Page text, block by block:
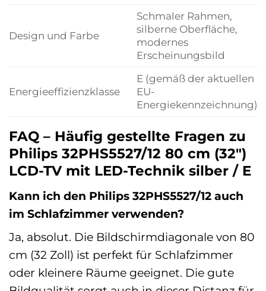
Design und Farbe
Schmaler Rahmen,
silberne Oberfläche,
modernes
Erscheinungsbild
Energieeffizienzklasse
E (gemäß der aktuellen
EU-
Energiekennzeichnung)
FAQ – Häufig gestellte Fragen zu
Philips 32PHS5527/12 80 cm (32″)
LCD-TV mit LED-Technik silber / E
Kann ich den Philips 32PHS5527/12 auch
im Schlafzimmer verwenden?
Ja, absolut. Die Bildschirmdiagonale von 80
cm (32 Zoll) ist perfekt für Schlafzimmer
oder kleinere Räume geeignet. Die gute